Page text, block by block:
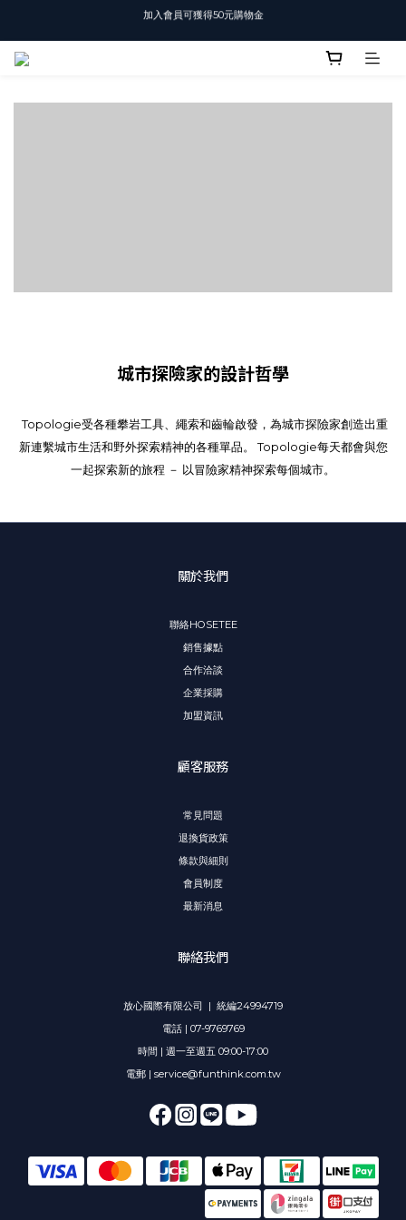
T-SHIRT任選3件$1500
加入會員可獲得50元購物金
城市探險家的設計哲學
Topologie受各種攀岩工具、繩索和齒輪啟發，為城市探險家創造出重
新連繫城市生活和野外探索精神的各種單品。 Topologie每天都會與您
一起探索新的旅程 － 以冒險家精神探索每個城市。
關於我們
聯絡HOSETEE
銷售據點
合作洽談
企業採購
加盟資訊
顧客服務
常見問題
退換貨政策
條款與細則
會員制度
最新消息
聯絡我們
放心國際有限公司 | 統編24994719
電話 | 07-9769769
時間 | 週一至週五 09:00-17:00
電郵 | service@funthink.com.tw